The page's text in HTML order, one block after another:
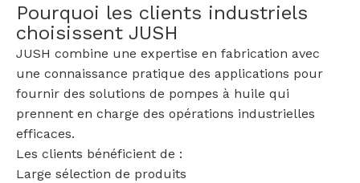
Pourquoi les clients industriels
choisissent JUSH
JUSH combine une expertise en fabrication avec
une connaissance pratique des applications pour
fournir des solutions de pompes à huile qui
prennent en charge des opérations industrielles
efficaces.
Les clients bénéficient de :
Large sélection de produits